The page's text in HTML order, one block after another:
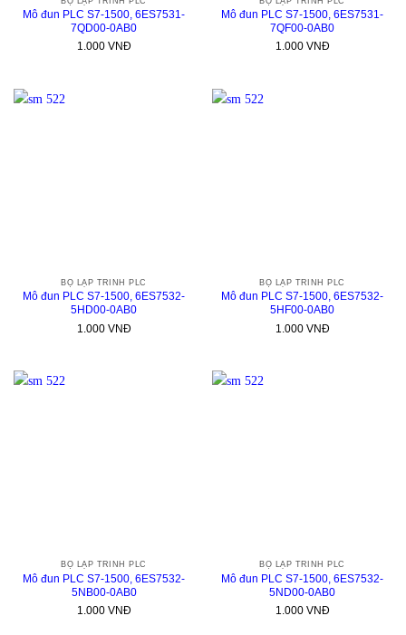
Mô đun PLC S7-1500, 6ES7531-
7QD00-0AB0
1.000VNĐ
Mô đun PLC S7-1500, 6ES7531-
7QF00-0AB0
1.000VNĐ
BỘ LẬP TRÌNH PLC
Mô đun PLC S7-1500, 6ES7532-
5HD00-0AB0
1.000VNĐ
BỘ LẬP TRÌNH PLC
Mô đun PLC S7-1500, 6ES7532-
5HF00-0AB0
1.000VNĐ
BỘ LẬP TRÌNH PLC
Mô đun PLC S7-1500, 6ES7532-
5NB00-0AB0
1.000VNĐ
BỘ LẬP TRÌNH PLC
Mô đun PLC S7-1500, 6ES7532-
5ND00-0AB0
1.000VNĐ